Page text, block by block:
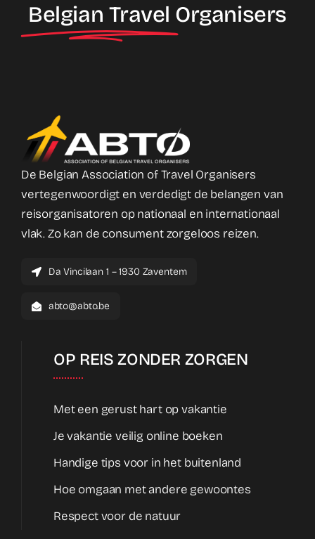
Belgian Travel Organisers
De Belgian Association of Travel Organisers
vertegenwoordigt en verdedigt de belangen van
reisorganisatoren op nationaal en internationaal
vlak. Zo kan de consument zorgeloos reizen.
Da Vincilaan 1 – 1930 Zaventem
abto@abto.be
OP REIS ZONDER ZORGEN
Met een gerust hart op vakantie
Je vakantie veilig online boeken
Handige tips voor in het buitenland
Hoe omgaan met andere gewoontes
Respect voor de natuur